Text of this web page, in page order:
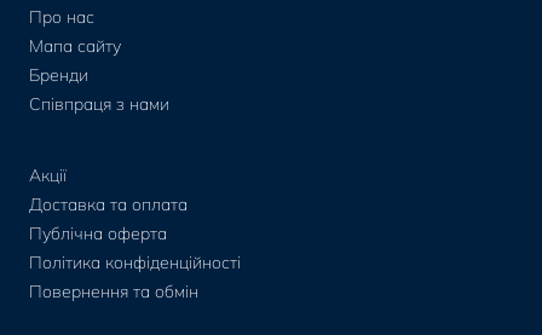
Про нас
Мапа сайту
Бренди
Співпраця з нами
Акції
Доставка та оплата
Публічна оферта
Політика конфіденційності
Повернення та обмін